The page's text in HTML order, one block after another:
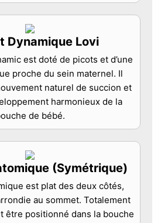
Dynamique Lovi
est doté de picots et d’une
proche du sein maternel. Il
naturel de succion et
harmonieux de la
de bébé.
(Symétrique)
est plat des deux côtés,
au sommet. Totalement
être positionné dans la bouche